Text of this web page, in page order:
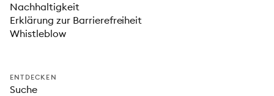
Nachhaltigkeit
Erklärung zur Barrierefreiheit
Whistleblow
ENTDECKEN
Suche